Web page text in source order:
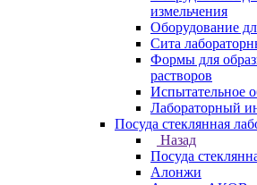
измельчения
Оборудование
Сита
Формы для
растворов
Испытательное
Лабораторный
Посуда стеклянная
Назад
Посуда
Алонжи